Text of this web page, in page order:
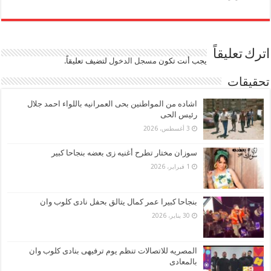
اترك تعليقاً يجب أنت تكون مسجل الدخول لتضيف تعليقاً.
تحقيقات
اشاده من المواطنين بحى العمرانيه باللواء احمد جلال
رئيس الحى
3 أغسطس، 2026
سوزان مختار تطرح أغنيه زى بعضه بنجاحا كبير
1 فبراير، 2026
بنجاحا كبيرا عمر كمال يتالق بحفل نادى كلوب وان
30 يناير، 2026
المصريه للاتصالات تنظم يوم ترفيهى بنادى كلوب وان
بالمعادى